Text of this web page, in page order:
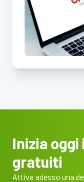
Inizia
gratuiti
Attiva adesso una